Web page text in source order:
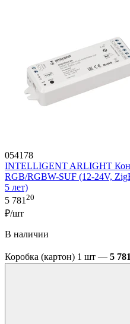
054178
INTELLIGENT ARLIGHT
RGB/RGBW-SUF (12-24V,
5 лет)
5 78120
₽/шт
В наличии
Коробка (картон) 1 шт — 5 781